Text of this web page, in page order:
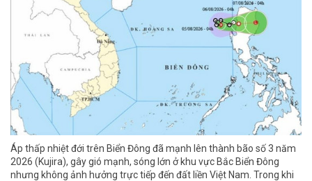
Áp thấp nhiệt đới trên Biển Đông đã mạnh lên thành bão số 3 năm
2026 (Kujira), gây gió mạnh, sóng lớn ở khu vực Bắc Biển Đông
nhưng không ảnh hưởng trực tiếp đến đất liền Việt Nam. Trong khi